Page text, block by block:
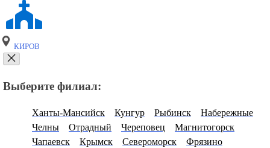
КИРОВ
Выберите филиал:
Ханты-Мансийск Кунгур Рыбинск
Набережные
Челны
Отрадный Череповец
Магнитогорск
Чапаевск
Крымск Североморск
Фрязино